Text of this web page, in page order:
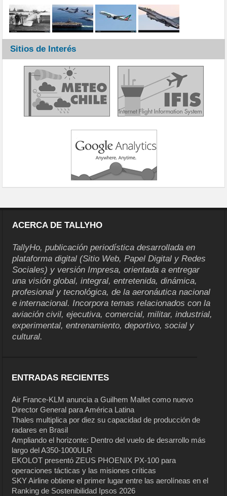
Sitios de Interés
ACERCA DE TALLYHO
TallyHo, publicación periodística desarrollada en
plataforma digital (Sitio Web, Papel Digital y Redes
Sociales) y versión Impresa, orientada a entregar
una visión global, integral, entretenida, dinámica,
profesional y tecnológica, de la aeronáutica nacional
e internacional. Incorpora temas relacionados con la
aviación civil, ejecutiva, comercial, militar, industrial,
experimental, entrenamiento, deportivo, social y
cultural.
ENTRADAS RECIENTES
Air France-KLM anuncia a Guilhem Mallet como nuevo
Director General para América Latina
Thales multiplica por diez su capacidad de producción de
radares en Brasil
Ampliando el horizonte: Dentro del vuelo de desarrollo más
largo del A350-1000ULR
EKOLOT presentó ZEUS PHOENIX PX-100 para
operaciones tácticas y las misiones críticas
SKY Airline obtiene el primer lugar entre las aerolíneas en el
Ranking de Sostenibilidad Ipsos 2026